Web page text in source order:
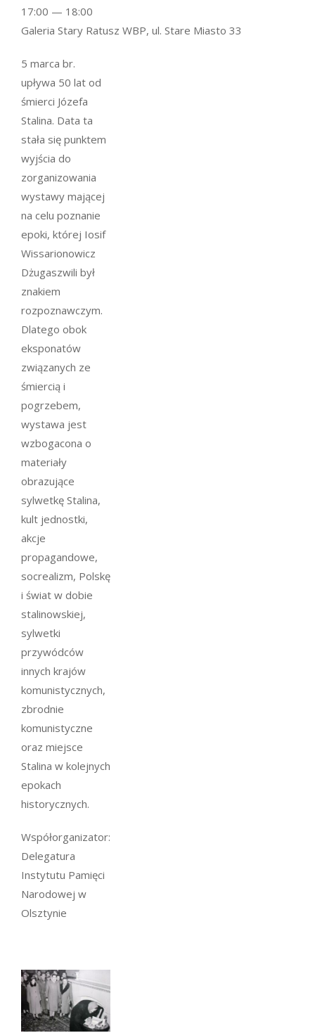
5 marca br.
upływa 50 lat od
śmierci Józefa
Stalina. Data ta
stała się punktem
wyjścia do
zorganizowania
wystawy mającej
na celu poznanie
epoki, której Iosif
Wissarionowicz
Dżugaszwili był
znakiem
rozpoznawczym.
Dlatego obok
eksponatów
związanych ze
śmiercią i
pogrzebem,
wystawa jest
wzbogacona o
materiały
obrazujące
sylwetkę Stalina,
kult jednostki,
akcje
propagandowe,
socrealizm, Polskę
i świat w dobie
stalinowskiej,
sylwetki
przywódców
innych krajów
komunistycznych,
zbrodnie
komunistyczne
oraz miejsce
Stalina w kolejnych
epokach
historycznych.
Współorganizator:
Delegatura
Instytutu Pamięci
Narodowej w
Olsztynie
17:00 — 18:00
Galeria Stary Ratusz WBP, ul. Stare Miasto 33